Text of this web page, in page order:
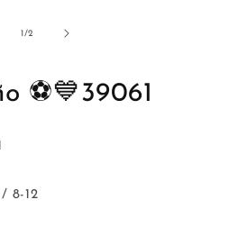
1/de
2
⚽️💙39061
8-12